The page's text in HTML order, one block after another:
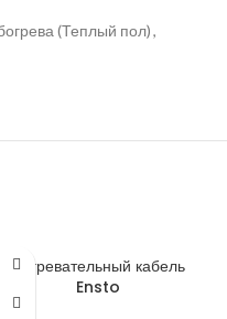
(Теплый пол),
Нагревательный кабель
Ensto